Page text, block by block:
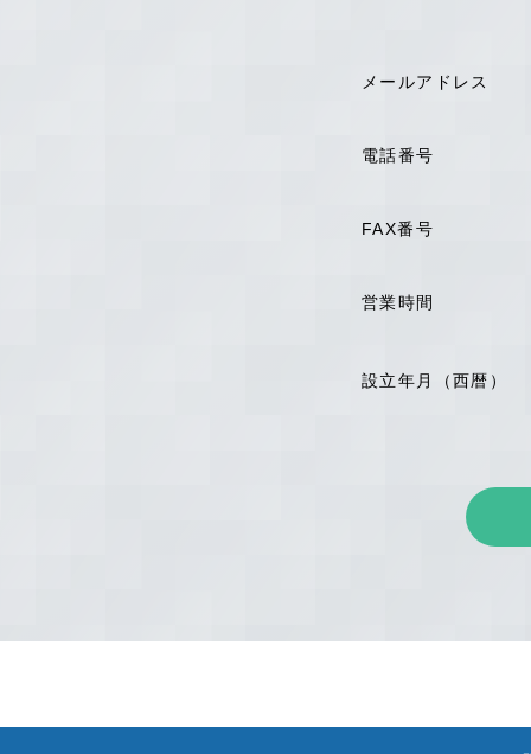
メールアドレス
電話番号
FAX番号
営業時間
設立年月（西暦）